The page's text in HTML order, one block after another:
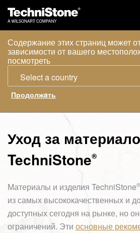
Содержание этих страниц может
зависимости от вашего
посмотреть
Select a country
Уход за
TechniStone®
Материалы и изделия TechniStone®
из самых высококачественных и
доступных сегодня на рынке, но
ограничений. Эти основные